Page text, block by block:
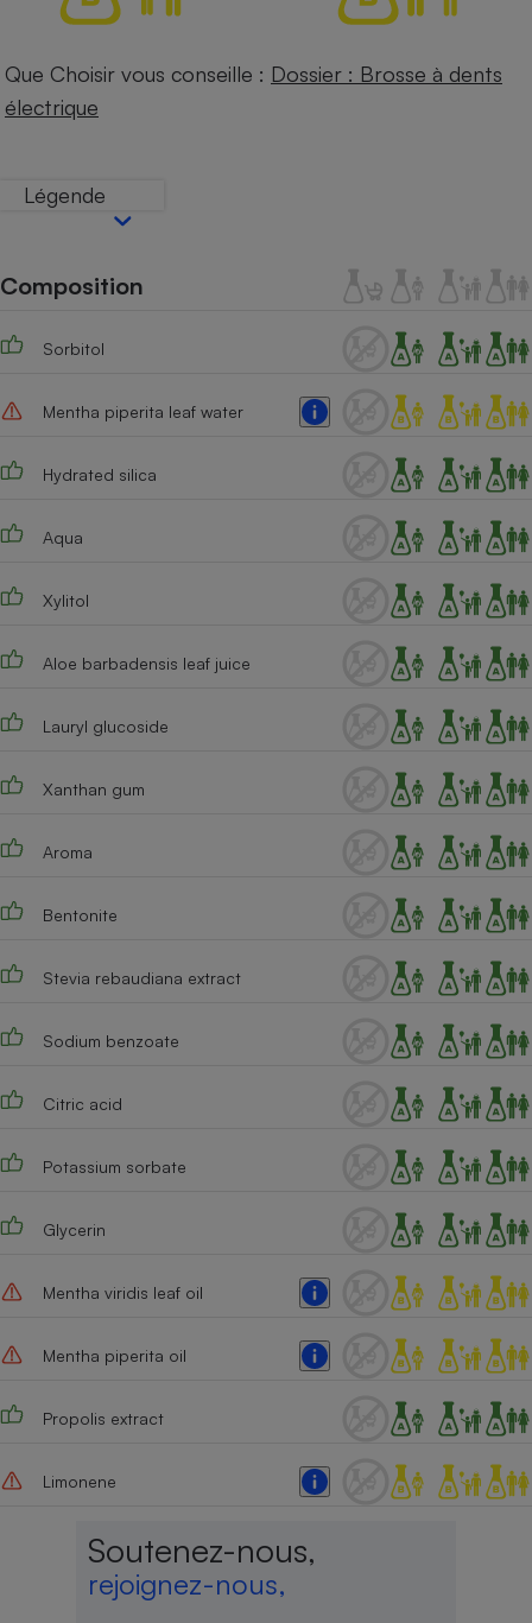
Que Choisir vous conseille : Dossier : Brosse à dents
électrique
Légende
Composition
Sorbitol
Mentha piperita leaf water
Hydrated silica
Aqua
Xylitol
Aloe barbadensis leaf juice
Lauryl glucoside
Xanthan gum
Aroma
Bentonite
Stevia rebaudiana extract
Sodium benzoate
Citric acid
Potassium sorbate
Glycerin
Mentha viridis leaf oil
Mentha piperita oil
Propolis extract
Limonene
Soutenez-nous,
rejoignez-nous,
alimentaire
Banque
Lave-linge
Plaque de cuisson à
induction
Climatiseur -
Ventilateur
Cafetière à expressos
Robot ménager
Téléviseur
Téléphone mobile -
Antivirus
Radiateur électrique
Climatiseur -
Ventilateur
Antimoustique